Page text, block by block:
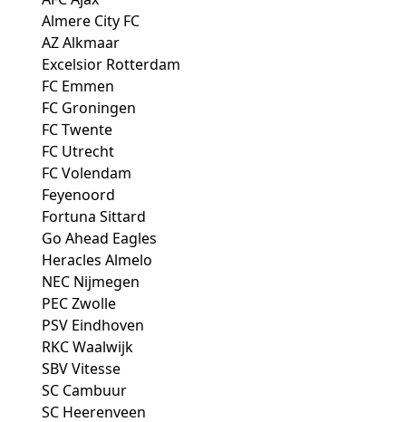
Almere City FC
AZ Alkmaar
Excelsior Rotterdam
FC Emmen
FC Groningen
FC Twente
FC Utrecht
FC Volendam
Feyenoord
Fortuna Sittard
Go Ahead Eagles
Heracles Almelo
NEC Nijmegen
PEC Zwolle
PSV Eindhoven
RKC Waalwijk
SBV Vitesse
SC Cambuur
SC Heerenveen